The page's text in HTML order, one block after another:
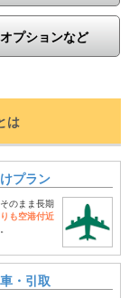
プションなど
は
プラン
そのまま長期
も空港付近
・引取